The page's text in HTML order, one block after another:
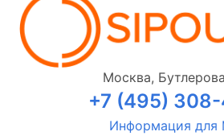
Москва,
+7 (495)
Информация